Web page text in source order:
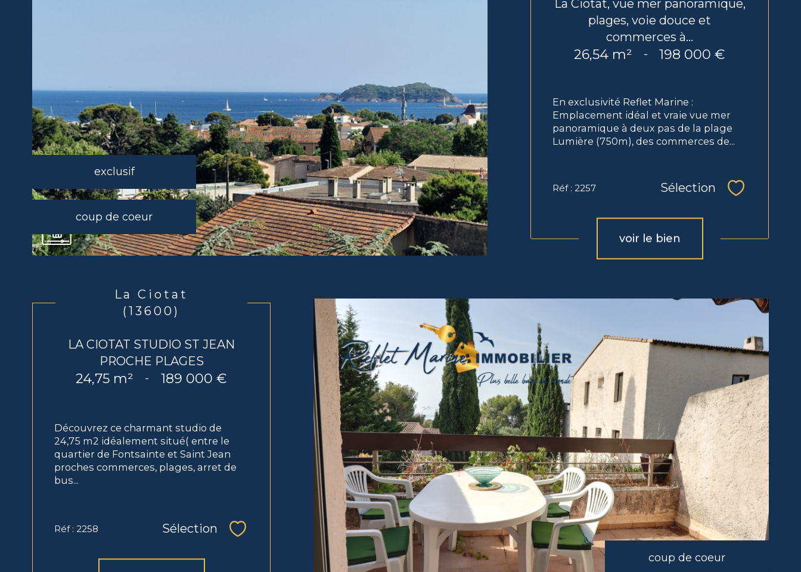
exclusif
coup de coeur
La Ciotat, vue mer panoramique,
plages, voie douce et
commerces à...
26,54 m² - 198 000 €
En exclusivité Reflet Marine :
Emplacement idéal et vraie vue mer
panoramique à deux pas de la plage
Lumière (750m), des commerces de...
Réf : 2257 Sélection
voir le bien
coup de coeur
La Ciotat
(13600)
LA CIOTAT STUDIO ST JEAN
PROCHE PLAGES
24,75 m² - 189 000 €
Découvrez ce charmant studio de
24,75 m2 idéalement situé( entre le
quartier de Fontsainte et Saint Jean
proches commerces, plages, arret de
bus...
Réf : 2258 Sélection Sélectionner